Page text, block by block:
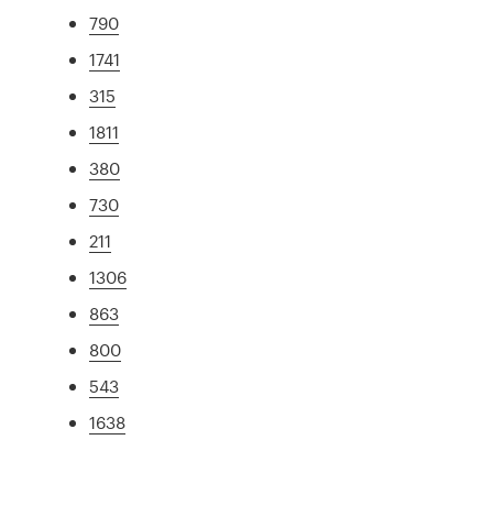
790
1741
315
1811
380
730
211
1306
863
800
543
1638